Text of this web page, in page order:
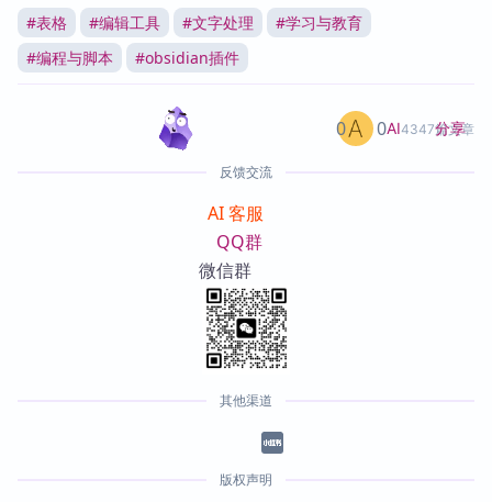
#表格 #编辑工具 #文字处理 #学习与教育
#编程与脚本 #obsidian插件
AI4347篇文章
0 0 分享
反馈交流
AI 客服
QQ群
微信群
其他渠道
版权声明